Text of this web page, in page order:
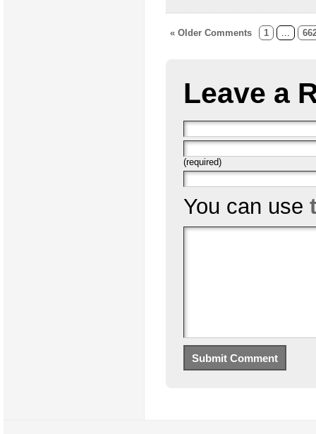
« Older Comments 1 ...
Leave a
(required)
You can use